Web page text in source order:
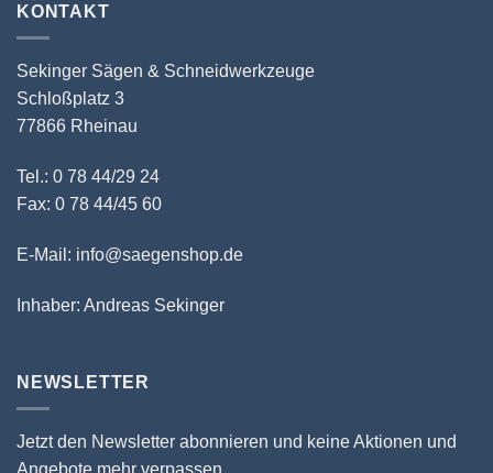
KONTAKT
Sekinger Sägen & Schneidwerkzeuge
Schloßplatz 3
77866 Rheinau
Tel.: 0 78 44/29 24
Fax: 0 78 44/45 60
E-Mail: info@saegenshop.de
Inhaber: Andreas Sekinger
NEWSLETTER
Jetzt den Newsletter abonnieren und keine Aktionen und